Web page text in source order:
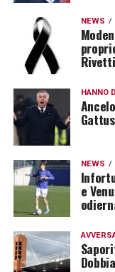
NEWS
Rivetti
HANNO
NEWS
e